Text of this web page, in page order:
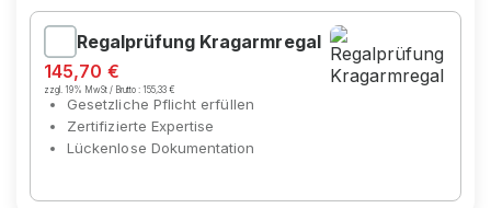
Regalprüfung Kragarmregal
145,70 €
zzgl. 19% MwSt / Brutto :155,33 €
Gesetzliche Pflicht erfüllen
Zertifizierte Expertise
Lückenlose Dokumentation